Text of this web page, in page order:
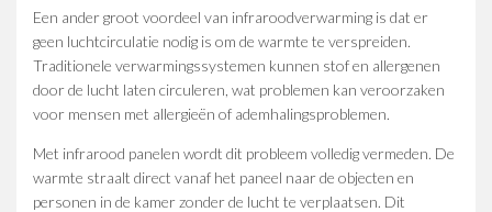
Een ander groot voordeel van infraroodverwarming is dat er
geen luchtcirculatie nodig is om de warmte te verspreiden.
Traditionele verwarmingssystemen kunnen stof en allergenen
door de lucht laten circuleren, wat problemen kan veroorzaken
voor mensen met allergieën of ademhalingsproblemen.
Met infrarood panelen wordt dit probleem volledig vermeden. De
warmte straalt direct vanaf het paneel naar de objecten en
personen in de kamer zonder de lucht te verplaatsen. Dit